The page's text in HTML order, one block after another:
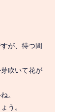
が、待つ間
吹いて花が
。
う。